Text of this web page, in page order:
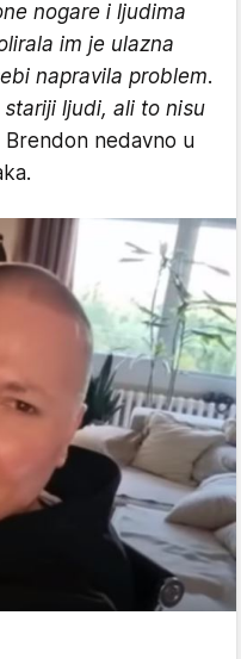
nogare i ljudima
im je ulazna
napravila problem.
ljudi, ali to nisu
Brendon nedavno u